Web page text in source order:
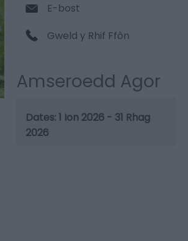
E-bost
Gweld y Rhif Ffôn
Amseroedd Agor
1 Ion 2026 - 31 Rhag
2026